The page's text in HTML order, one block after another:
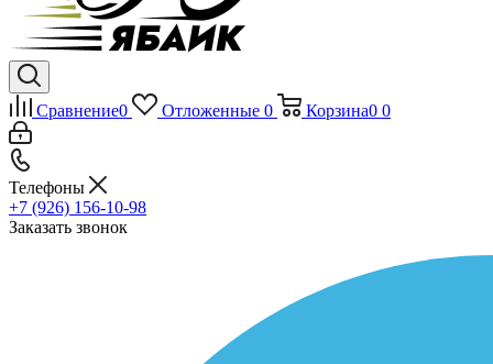
Сравнение0 Отложенные 0 Корзина0 0
Телефоны
+7 (926) 156-10-98
Заказать звонок